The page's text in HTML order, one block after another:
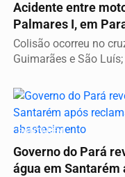
Acidente entre
Palmares I, em
Colisão ocorreu no
Guimarães e São
SANTARÉM
Governo do Pará
água em Santarém